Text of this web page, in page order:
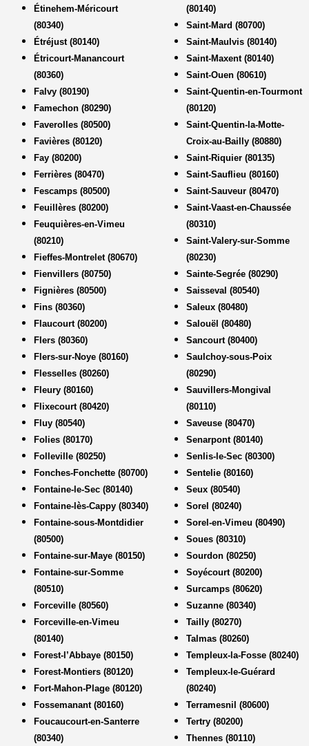
Étinehem-Méricourt
(80340)
Étréjust (80140)
Étricourt-Manancourt
(80360)
Falvy (80190)
Famechon (80290)
Faverolles (80500)
Favières (80120)
Fay (80200)
Ferrières (80470)
Fescamps (80500)
Feuillères (80200)
Feuquières-en-Vimeu
(80210)
Fieffes-Montrelet (80670)
Fienvillers (80750)
Fignières (80500)
Fins (80360)
Flaucourt (80200)
Flers (80360)
Flers-sur-Noye (80160)
Flesselles (80260)
Fleury (80160)
Flixecourt (80420)
Fluy (80540)
Folies (80170)
Folleville (80250)
Fonches-Fonchette (80700)
Fontaine-le-Sec (80140)
Fontaine-lès-Cappy (80340)
Fontaine-sous-Montdidier
(80500)
Fontaine-sur-Maye (80150)
Fontaine-sur-Somme
(80510)
Forceville (80560)
Forceville-en-Vimeu
(80140)
Forest-l’Abbaye (80150)
Forest-Montiers (80120)
Fort-Mahon-Plage (80120)
Fossemanant (80160)
Foucaucourt-en-Santerre
(80340)
(80140)
Saint-Mard (80700)
Saint-Maulvis (80140)
Saint-Maxent (80140)
Saint-Ouen (80610)
Saint-Quentin-en-Tourmont
(80120)
Saint-Quentin-la-Motte-
Croix-au-Bailly (80880)
Saint-Riquier (80135)
Saint-Sauflieu (80160)
Saint-Sauveur (80470)
Saint-Vaast-en-Chaussée
(80310)
Saint-Valery-sur-Somme
(80230)
Sainte-Segrée (80290)
Saisseval (80540)
Saleux (80480)
Salouël (80480)
Sancourt (80400)
Saulchoy-sous-Poix
(80290)
Sauvillers-Mongival
(80110)
Saveuse (80470)
Senarpont (80140)
Senlis-le-Sec (80300)
Sentelie (80160)
Seux (80540)
Sorel (80240)
Sorel-en-Vimeu (80490)
Soues (80310)
Sourdon (80250)
Soyécourt (80200)
Surcamps (80620)
Suzanne (80340)
Tailly (80270)
Talmas (80260)
Templeux-la-Fosse (80240)
Templeux-le-Guérard
(80240)
Terramesnil (80600)
Tertry (80200)
Thennes (80110)